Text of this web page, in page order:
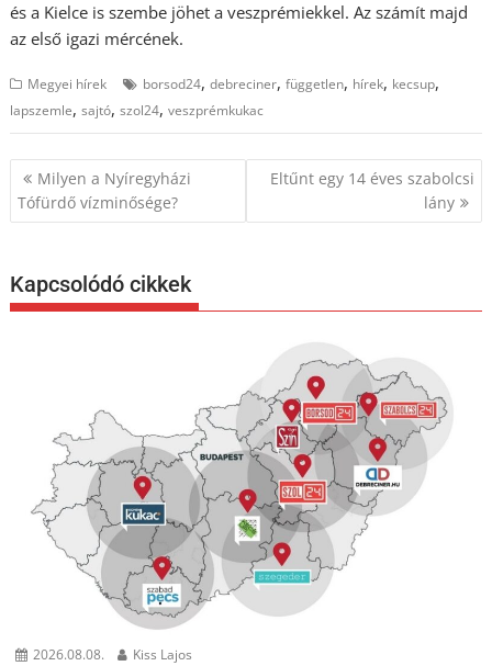
és a Kielce is szembe jöhet a veszprémiekkel. Az számít majd
az első igazi mércének.
Megyei hírek borsod24,debreciner,független, hírek, kecsup,
lapszemle,sajtó,szol24,veszprémkukac
Bejegyzés
navigáció
Milyen a Nyíregyházi
Tófürdő vízminősége?
Eltűnt egy 14 éves szabolcsi
lány
Kapcsolódó cikkek
2026.08.08. Kiss Lajos